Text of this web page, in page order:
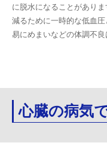
に脱水になることがあり
減るために一時的な低血
易にめまいなどの体調不良
心臓の病気